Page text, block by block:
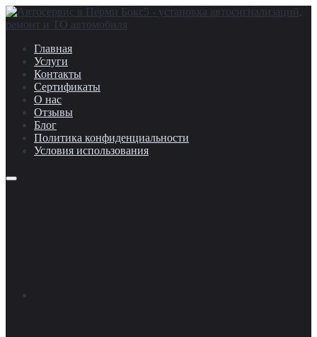
Главная
Услуги
Контакты
Сертификаты
О нас
Отзывы
Блог
Политика конфиденциальности
Условия использования